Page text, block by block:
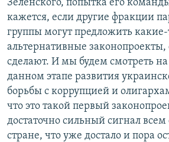
Зеленского, попытка его
кажется, если другие фракции
группы могут предложить какие-
альтернативные законопроекты,
сделают. И мы будем смотреть
данном этапе развития
борьбы с коррупцией и
что это такой первый
достаточно сильный сигнал
стране, что уже достало и пора